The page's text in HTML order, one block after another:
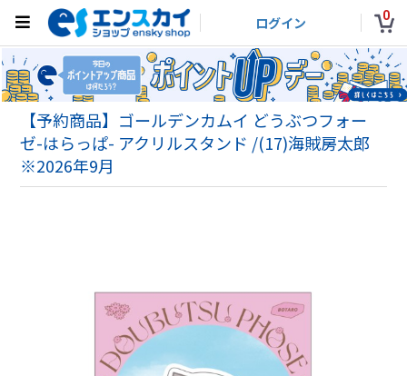
ログイン 0
【予約商品】ゴールデンカムイ どうぶつフォー
ゼ-はらっぱ- アクリルスタンド /(17)海賊房太郎
※2026年9月